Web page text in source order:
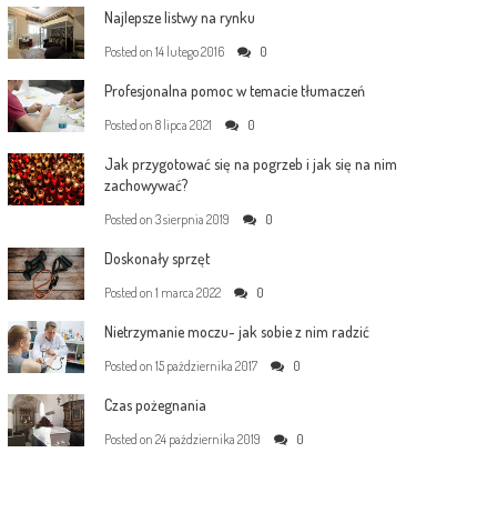
Najlepsze listwy na rynku
Posted on 14 lutego 2016 0
Profesjonalna pomoc w temacie tłumaczeń
Posted on 8 lipca 2021 0
Jak przygotować się na pogrzeb i jak się na nim
zachowywać?
Posted on 3 sierpnia 2019 0
Doskonały sprzęt
Posted on 1 marca 2022 0
Nietrzymanie moczu- jak sobie z nim radzić
Posted on 15 października 2017 0
Czas pożegnania
Posted on 24 października 2019 0